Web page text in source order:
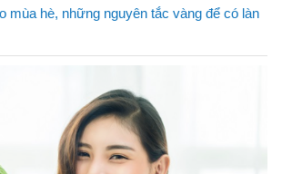
mùa hè, những nguyên tắc vàng để có làn